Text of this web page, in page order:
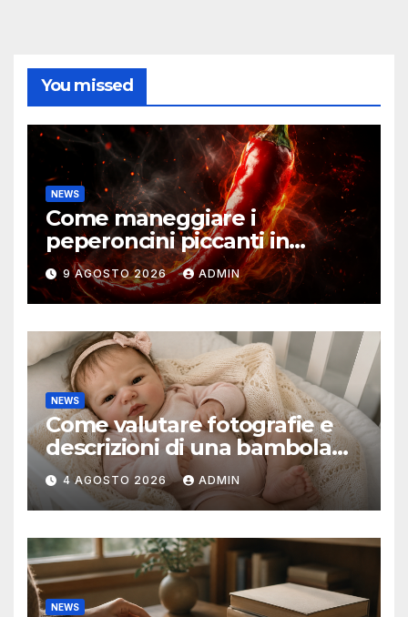
You missed
NEWS
Come maneggiare i
peperoncini piccanti in
sicurezza
9 AGOSTO 2026 ADMIN
NEWS
Come valutare fotografie e
descrizioni di una bambola
reborn
4 AGOSTO 2026 ADMIN
NEWS